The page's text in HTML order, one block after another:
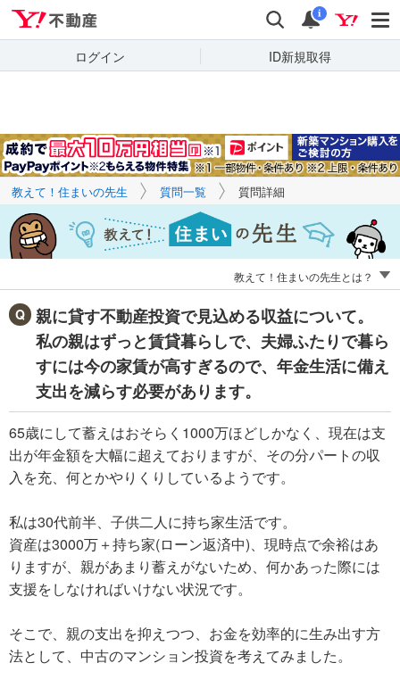
検索 通知
i
ログイン ID新規取得
キーワードで
質問を探す
教えて！住まいの先生 質問一覧 質問詳細
教えて！住まいの先生とは？
親に貸す不動産投資で見込める収益について。
私の親はずっと賃貸暮らしで、夫婦ふたりで暮ら
すには今の家賃が高すぎるので、年金生活に備え
支出を減らす必要があります。
65歳にして蓄えはおそらく1000万ほどしかなく、現在は支
出が年金額を大幅に超えておりますが、その分パートの収
入を充、何とかやりくりしているようです。
私は30代前半、子供二人に持ち家生活です。
資産は3000万＋持ち家(ローン返済中)、現時点で余裕はあ
りますが、親があまり蓄えがないため、何かあった際には
支援をしなければいけない状況です。
そこで、親の支出を抑えつつ、お金を効率的に生み出す方
法として、中古のマンション投資を考えてみました。